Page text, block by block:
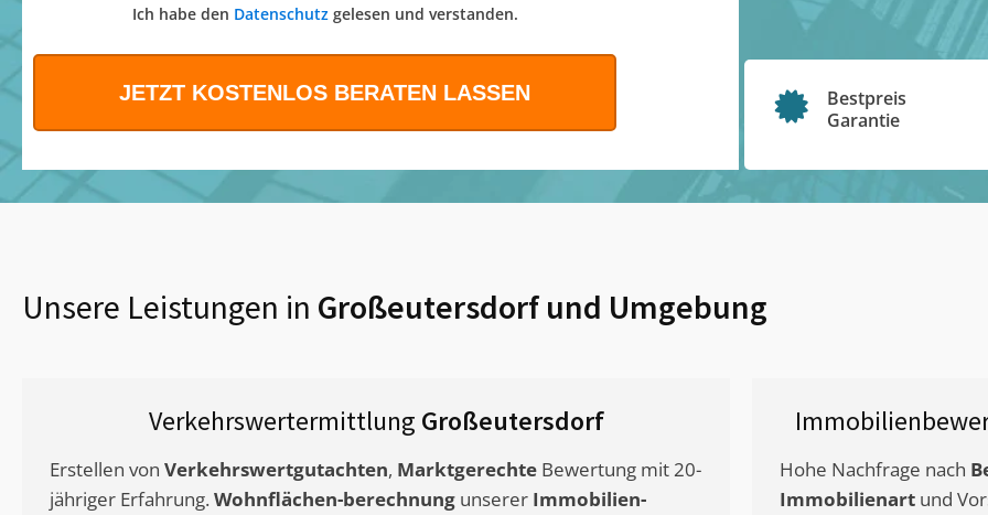
Ich habe den Datenschutzgelesen und verstanden.
Bestpreis
Garantie
Unsere Leistungen in Großeutersdorfund Umgebung
Verkehrswertermittlung Großeutersdorf
Erstellen von Verkehrswertgutachten, Marktgerechte Bewertung mit 20-
jähriger Erfahrung. Wohnflächen-berechnung unserer Immobilien-
Hohe Nachfrage nach
Immobilienart und